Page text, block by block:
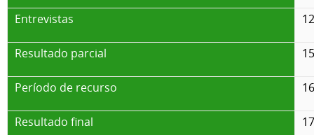
Entrevistas
Resultado parcial
Período de recurso
Resultado final